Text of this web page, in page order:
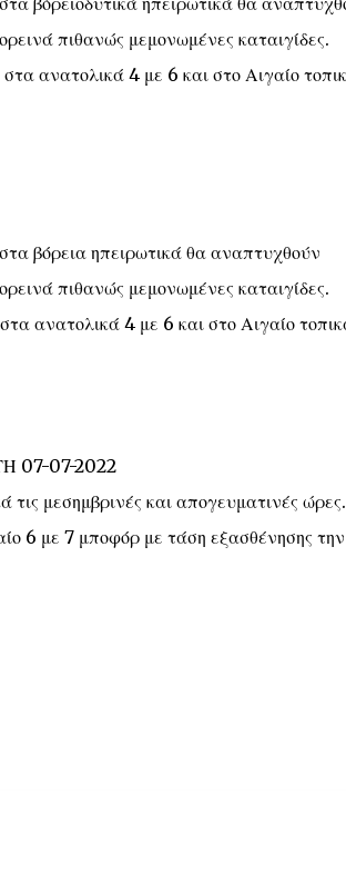
πιθανώς μεμονωμένες καταιγίδες.
ανατολικά 4 με 6 και στο Αιγαίο
βόρεια ηπειρωτικά θα αναπτυχθούν
πιθανώς μεμονωμένες καταιγίδες.
ανατολικά 4 με 6 και στο Αιγαίο
07-07-2022
τις μεσημβρινές και απογευματινές ώρες.
6 με 7 μποφόρ με τάση εξασθένησης την